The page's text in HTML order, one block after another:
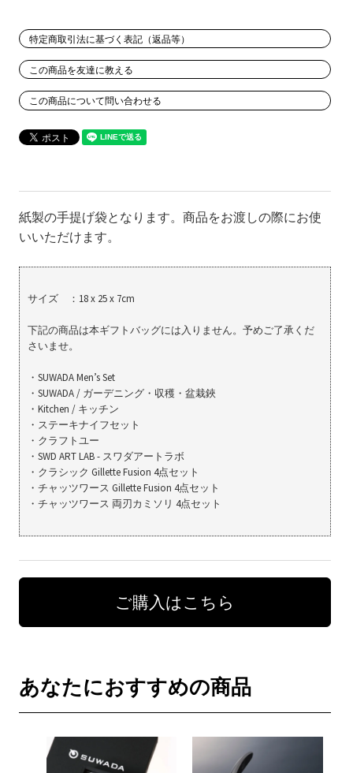
特定商取引法に基づく表記（返品等）
この商品を友達に教える
この商品について問い合わせる
紙製の手提げ袋となります。商品をお渡しの際にお使
いいただけます。
サイズ ：18 x 25 x 7cm
下記の商品は本ギフトバッグには入りません。予めご了承くだ
さいませ。
・SUWADA Men’s Set
・SUWADA / ガーデニング・収穫・盆栽鋏
・Kitchen / キッチン
・ステーキナイフセット
・クラフトユー
・SWD ART LAB - スワダアートラボ
・クラシック Gillette Fusion 4点セット
・チャッツワース Gillette Fusion 4点セット
・チャッツワース 両刃カミソリ 4点セット
ご購入はこちら
あなたにおすすめの商品